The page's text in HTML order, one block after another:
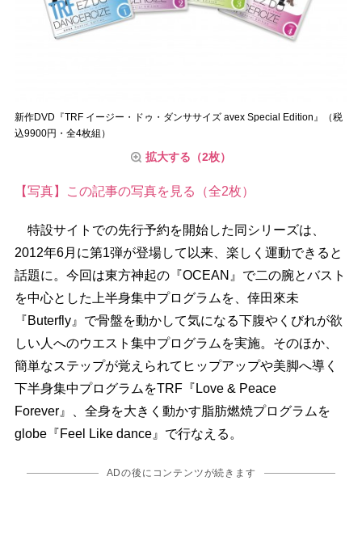
新作DVD『TRF イージー・ドゥ・ダンササイズ avex Special Edition』（税
込9900円・全4枚組）
拡大する（2枚）
【写真】この記事の写真を見る（全2枚）
特設サイトでの先行予約を開始した同シリーズは、
2012年6月に第1弾が登場して以来、楽しく運動できると
話題に。今回は東方神起の『OCEAN』で二の腕とバスト
を中心とした上半身集中プログラムを、倖田來未
『Buterfly』で骨盤を動かして気になる下腹やくびれが欲
しい人へのウエスト集中プログラムを実施。そのほか、
簡単なステップが覚えられてヒップアップや美脚へ導く
下半身集中プログラムをTRF『Love & Peace
Forever』、全身を大きく動かす脂肪燃焼プログラムを
globe『Feel Like dance』で行なえる。
ADの後にコンテンツが続きます